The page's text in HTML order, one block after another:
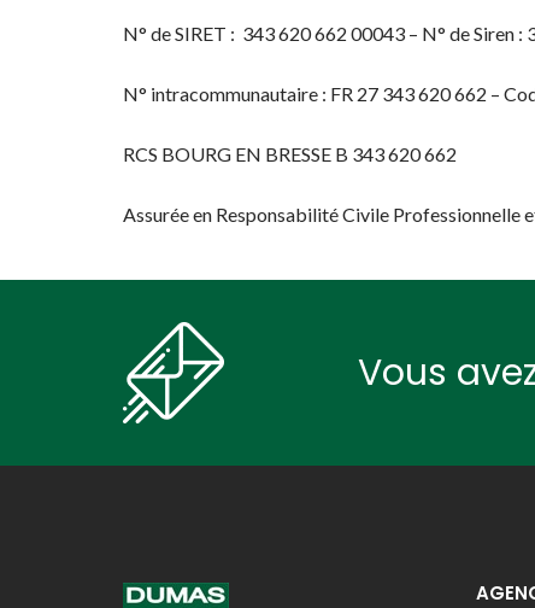
N° de SIRET : 343 620 662 00043 – N° de Siren :
N° intracommunautaire : FR 27 343 620 662 –
RCS BOURG EN BRESSE B 343 620 662
Assurée en Responsabilité Civile Professionnelle
Vous